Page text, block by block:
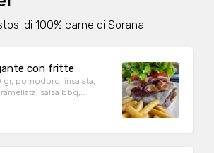
di 100% carne di Sorana
con fritte
gr, pomodoro, insalata,
salsa bbq,